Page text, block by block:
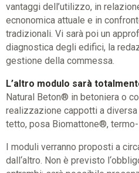
vantaggi dell’utilizzo, in
ecnonomica attuale e in
tradizionali. Vi sarà poi un
diagnostica degli edifici, la
gestione della commessa.
L’altro modulo sarà
Natural Beton® in betoniera o
realizzazione cappotti a
tetto, posa Biomattone®,
I moduli verranno proposti a
dall‘altro. Non è previsto